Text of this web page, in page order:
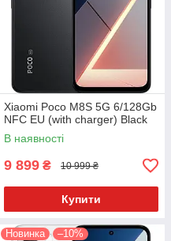
Xiaomi Poco M8S 5G 6/128Gb
NFC EU (with charger) Black
В наявності
9 899 ₴ 10 999 ₴
Купити
Новинка –10%